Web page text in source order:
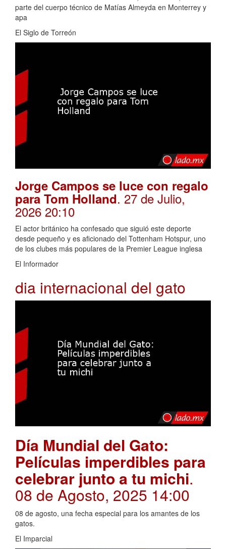
parte del cuerpo técnico de Matías Almeyda en Monterrey y
apa
El Siglo de Torreón
Jorge Campos se luce con regalo
para Tom Holland. 27 de Julio,
2026 20:10
El actor británico ha confesado que siguió este deporte
desde pequeño y es aficionado del Tottenham Hotspur, uno
de los clubes más populares de la Premier League inglesa
El Informador
dia internacional del gato
Día Mundial del Gato:
Películas imperdibles para
celebrar junto a tu michi.
08 de Agosto, 2025 14:00
08 de agosto, una fecha especial para los amantes de los
gatos.
El Imparcial